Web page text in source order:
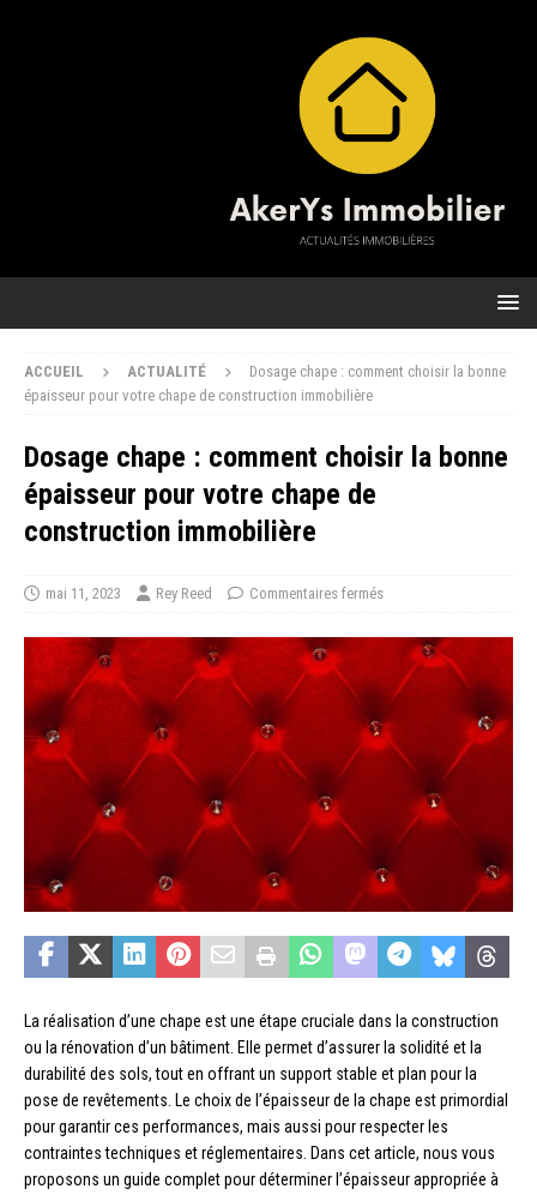
ACCUEIL ACTUALITÉ
Dosage chape : comment choisir la bonne
épaisseur pour votre chape de construction immobilière
Dosage chape : comment choisir la bonne
épaisseur pour votre chape de
construction immobilière
mai 11, 2023 Rey Reed Commentaires fermés
La réalisation d’une chape est une étape cruciale dans la construction
ou la rénovation d’un bâtiment. Elle permet d’assurer la solidité et la
durabilité des sols, tout en offrant un support stable et plan pour la
pose de revêtements. Le choix de l’épaisseur de la chape est primordial
pour garantir ces performances, mais aussi pour respecter les
contraintes techniques et réglementaires. Dans cet article, nous vous
proposons un guide complet pour déterminer l’épaisseur appropriée à